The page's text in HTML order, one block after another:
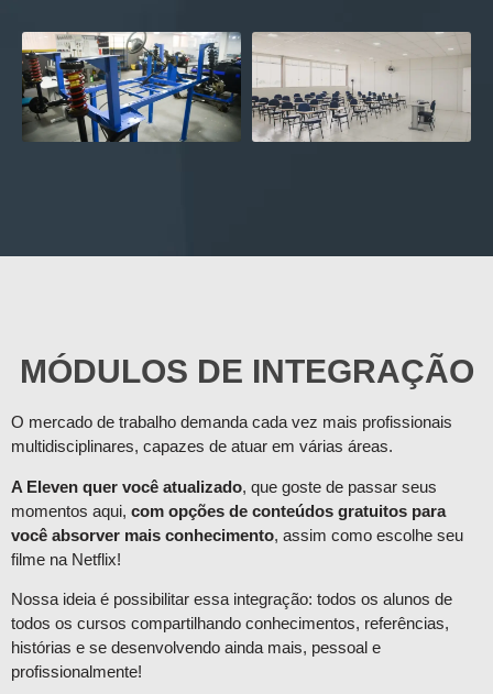
MÓDULOS DE INTEGRAÇÃO
O mercado de trabalho demanda cada vez mais profissionais
multidisciplinares, capazes de atuar em várias áreas.
A Eleven quer você atualizado, que goste de passar seus
momentos aqui, com opções de conteúdos gratuitos para
você absorver mais conhecimento, assim como escolhe seu
filme na Netflix!
Nossa ideia é possibilitar essa integração: todos os alunos de
todos os cursos compartilhando conhecimentos, referências,
histórias e se desenvolvendo ainda mais, pessoal e
profissionalmente!